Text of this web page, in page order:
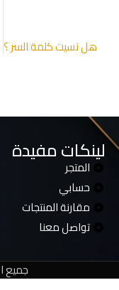
هل نسيت كلمة السر ؟
لينكات مفيدة
المتجر
حسابي
مقارنة المنتجات
تواصل معنا
جميع